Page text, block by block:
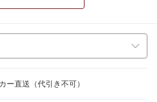
ー直送（代引き不可）